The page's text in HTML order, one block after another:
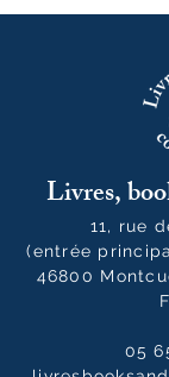
Livres,
11, rue
(entrée
46800
05